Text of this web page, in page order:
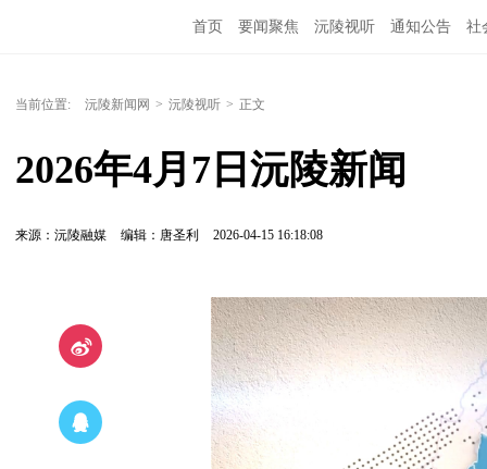
首页 要闻聚焦 沅陵视听 通知公告 社
当前位置: 沅陵新闻网 > 沅陵视听 > 正文
2026年4月7日沅陵新闻
来源：沅陵融媒 编辑：唐圣利 2026-04-15 16:18:08